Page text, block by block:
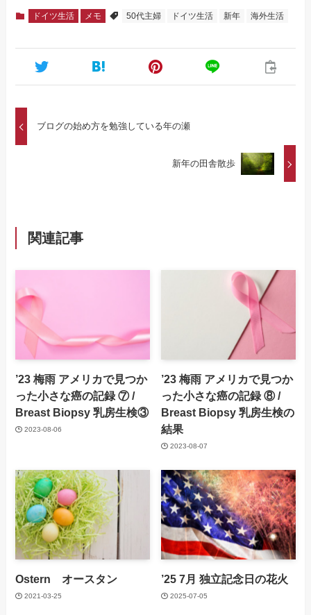
ドイツ生活 メモ 50代主婦 ドイツ生活 新年 海外生活
ブログの始め方を勉強している年の瀬
新年の田舎散歩
関連記事
’23 梅雨 アメリカで見つか
った小さな癌の記録 ⑦ /
Breast Biopsy 乳房生検③
2023-08-06
’23 梅雨 アメリカで見つか
った小さな癌の記録 ⑧ /
Breast Biopsy 乳房生検の
結果
2023-08-07
Ostern オースタン
2021-03-25
’25 7月 独立記念日の花火
2025-07-05